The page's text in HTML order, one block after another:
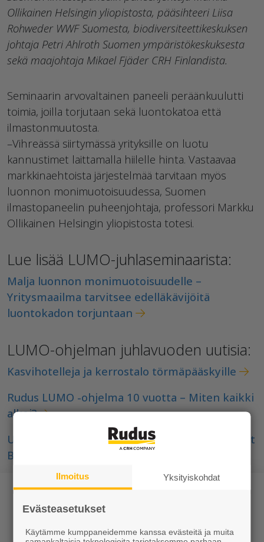
Ollikainen Helsingin yliopistosta, pääsihteeri Liisa
Rohweder WWF Suomesta, biodiversiteettikeskuksen
johtaja Petri Ahlroth Suomen ympäristökeskuksesta
sekä maajohtaja Mikael Fjäder CRH Finlandista.
Seminaarin arvovaltainen paneeli peräänkuulutti
toimia, joilla torjutaan sekä luontokatoa että
ilmastonmuutosta.
–Vihreässä siirtymässä yrityksille on luotu
kannustimet laittamalla hiilelle hinta. Vastaavaa
markkinaehtoista järjestelmää tarvitaan myös
luonnon monimuotoisuudessa, Suomen
ilmastopaneelin puheenjohtaja, professori Markku
Ollikainen Helsingin yliopistosta totesi.
Lue lisää LUMO-juhlaseminaarista:
Malja luonnon monimuotoisuudelle –
Yritysmaailma tarvitsee edelläkävijöitä
luontokadon torjuntaan
LUMO-ohjelman juhlavuoden uutisia:
Kasvihotelleja ja kerrostalo törmäpääskyille
Rudus LUMO -ohjelma 10 vuotta – Miten kaikki
alkoi?
UEPG: Eurooppalaisen vastuullisuustyön huiput
Brysselissä
Ilmoitus Yksityiskohdat
Evästeasetukset
Käytämme kumppaneidemme kanssa evästeitä ja muita